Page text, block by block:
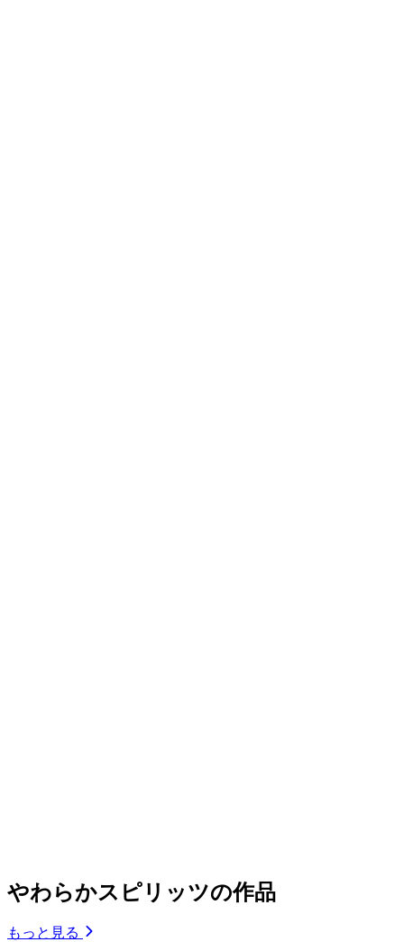
やわらかスピリッツの作品
もっと見る